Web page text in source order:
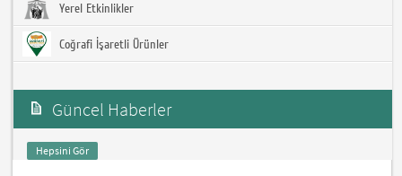
Yerel Etkinlikler
Coğrafi İşaretli Ürünler
Güncel Haberler
Hepsini Gör